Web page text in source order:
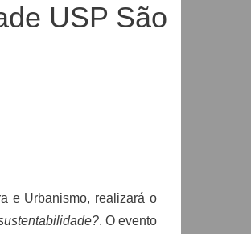
USP São
e Urbanismo, realizará o
. O evento